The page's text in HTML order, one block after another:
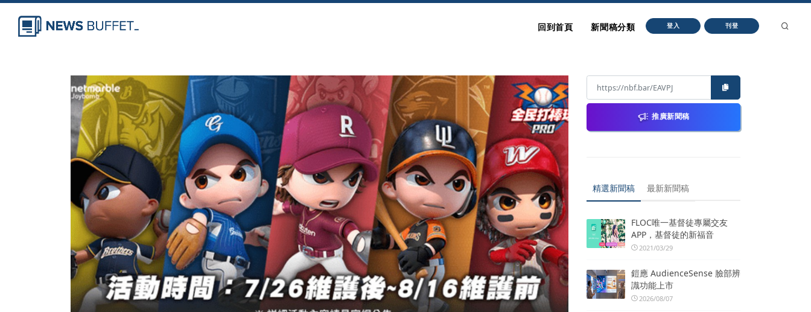
回到首頁 新聞稿分類 登入 刊登
推廣新聞稿
精選新聞稿 最新新聞稿
FLOC唯一基督徒專屬交友
APP，基督徒的新福音
2021/03/29
鎧應 AudienceSense 臉部辨
識功能上市
2026/08/07